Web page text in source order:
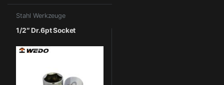
Stahl Werkzeuge
1/2″ Dr.6pt Socket